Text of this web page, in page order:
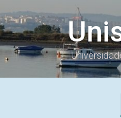
Skip to main content